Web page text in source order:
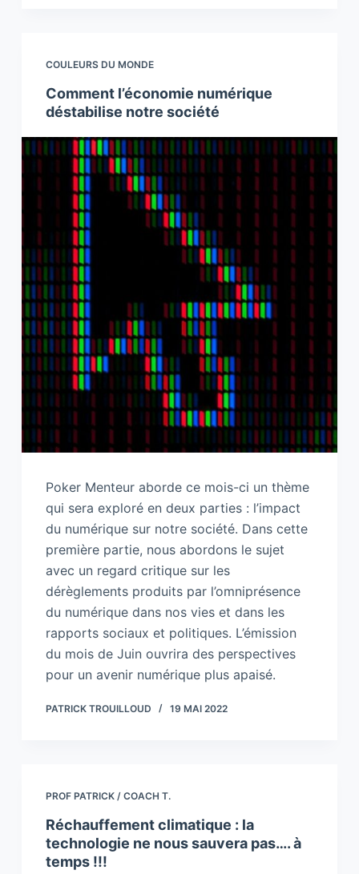
COULEURS DU MONDE
Comment l’économie numérique
déstabilise notre société
Poker Menteur aborde ce mois-ci un thème
qui sera exploré en deux parties : l’impact
du numérique sur notre société. Dans cette
première partie, nous abordons le sujet
avec un regard critique sur les
dérèglements produits par l’omniprésence
du numérique dans nos vies et dans les
rapports sociaux et politiques. L’émission
du mois de Juin ouvrira des perspectives
pour un avenir numérique plus apaisé.
PATRICK TROUILLOUD 19 MAI 2022
PROF PATRICK / COACH T.
Réchauffement climatique : la
technologie ne nous sauvera pas…. à
temps !!!